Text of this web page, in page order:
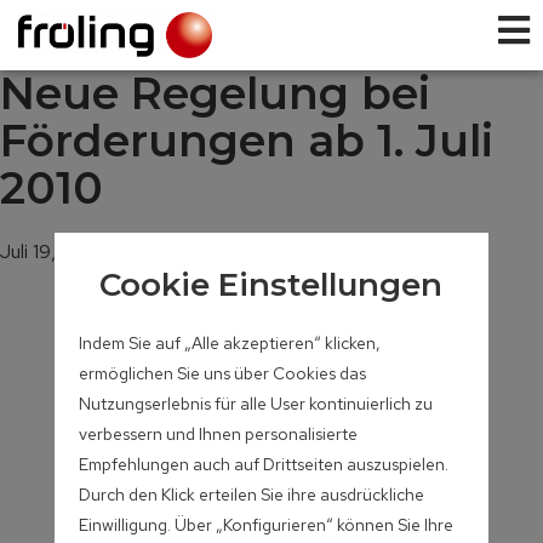
Neue Regelung bei
Förderungen ab 1. Juli
2010
Juli 19, 2010
Cookie Einstellungen
Indem Sie auf „Alle akzeptieren“ klicken,
ermöglichen Sie uns über Cookies das
Nutzungserlebnis für alle User kontinuierlich zu
verbessern und Ihnen personalisierte
Empfehlungen auch auf Drittseiten auszuspielen.
Durch den Klick erteilen Sie ihre ausdrückliche
Einwilligung. Über „Konfigurieren“ können Sie Ihre